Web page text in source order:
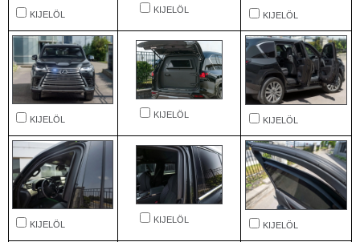
KIJELÖL
KIJELÖL
KIJELÖL
KIJELÖL
KIJELÖL
KIJELÖL
KIJELÖL
KIJELÖL
KIJELÖL